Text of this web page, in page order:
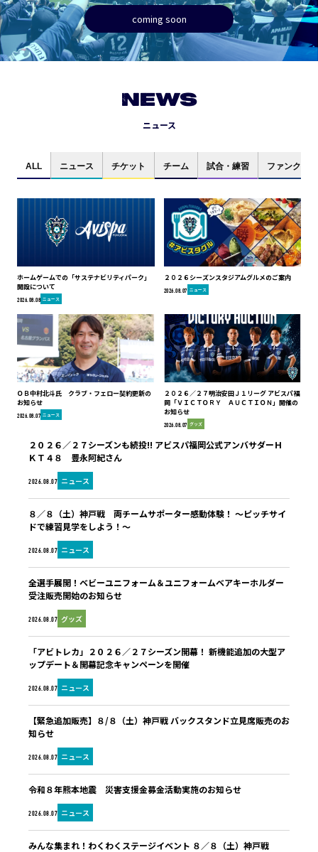
coming soon
NEWS
ニュース
ALL ニュース チケット チーム 試合・練習 ファンクラブ
ホームゲームでの「サステナビリティパーク」
開設について
2026.08.08 ニュース
２０２６シーズンスタジアムグルメのご案内
2026.08.07 ニュース
ＯＢ中村北斗氏 クラブ・フェロー契約更新の
お知らせ
2026.08.07 ニュース
２０２６／２７明治安田Ｊ１リーグ アビスパ福
岡「ＶＩＣＴＯＲＹ ＡＵＣＴＩＯＮ」開催の
お知らせ
2026.08.07 グッズ
2026.08.07 ニュース
２０２６／２７シーズンも続投!! アビスパ福岡公式アンバサダーＨ
ＫＴ４８ 豊永阿紀さん
2026.08.07 ニュース
８／８（土）神戸戦 両チームサポーター感動体験！ ～ピッチサイ
ドで練習見学をしよう！～
2026.08.07 グッズ
全選手展開！ベビーユニフォーム＆ユニフォームベアキーホルダー
受注販売開始のお知らせ
2026.08.07 ニュース
「アビトレカ」２０２６／２７シーズン開幕！ 新機能追加の大型ア
ップデート＆開幕記念キャンペーンを開催
2026.08.07 ニュース
【緊急追加販売】８/８（土）神戸戦 バックスタンド立見席販売のお
知らせ
2026.08.07 ニュース
令和８年熊本地震 災害支援金募金活動実施のお知らせ
みんな集まれ！わくわくステージイベント ８／８（土）神戸戦